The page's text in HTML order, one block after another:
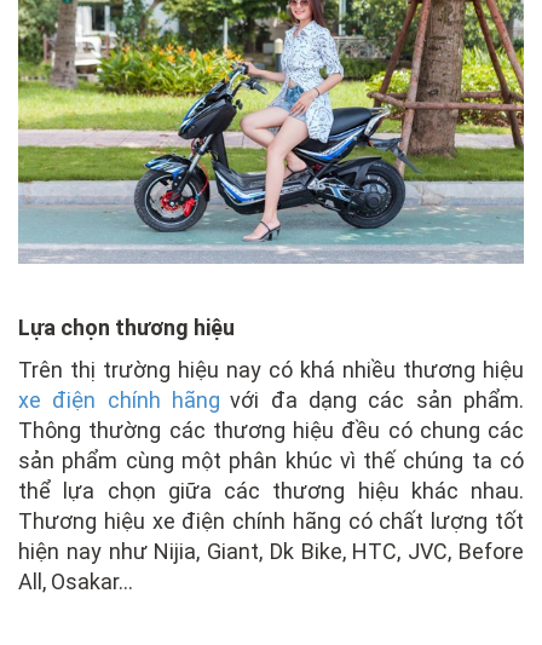
Lựa chọn thương hiệu
Trên thị trường hiệu nay có khá nhiều thương hiệu
xe điện chính hãng với đa dạng các sản phẩm.
Thông thường các thương hiệu đều có chung các
sản phẩm cùng một phân khúc vì thế chúng ta có
thể lựa chọn giữa các thương hiệu khác nhau.
Thương hiệu xe điện chính hãng có chất lượng tốt
hiện nay như Nijia, Giant, Dk Bike, HTC, JVC, Before
All, Osakar…